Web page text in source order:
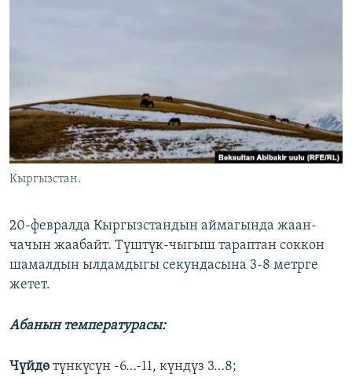
ЫҢГАЙСЫЗ СУРООЛОР
ЭЕ/АРнун бардык сайттары
Кыргызстан.
20-февралда Кыргызстандын аймагында жаан-
чачын жаабайт. Түштүк-чыгыш тараптан соккон
шамалдын ылдамдыгы секундасына 3-8 метрге
жетет.
Абанын температурасы:
Чүйдө түнкүсүн -6…-11, күндүз 3…8;